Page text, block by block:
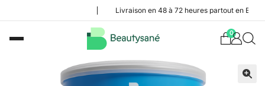
Livraison en 48 à 72 heures partout en Belgique
0